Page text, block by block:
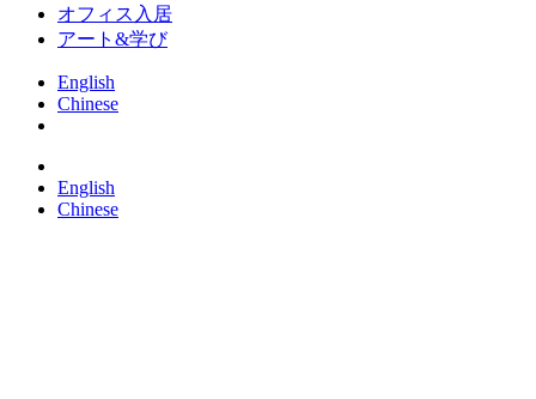
オフィス入居
アート&学び
English
Chinese
English
Chinese